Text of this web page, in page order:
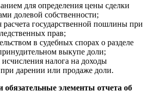
для определения цены сделки
долевой собственности;
расчета государственной пошлины при
прав;
в судебных спорах о разделе
выкупе доли;
налога на доходы
дарении или продаже доли.
обязательные элементы отчета об